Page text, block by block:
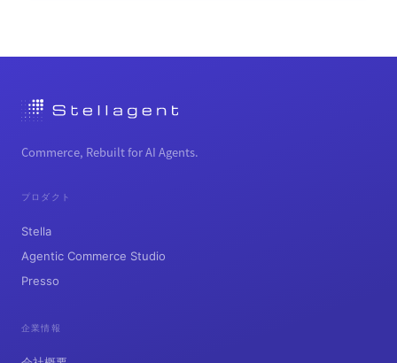
Commerce, Rebuilt for AI Agents.
プロダクト
Stella
Agentic Commerce Studio
Presso
企業情報